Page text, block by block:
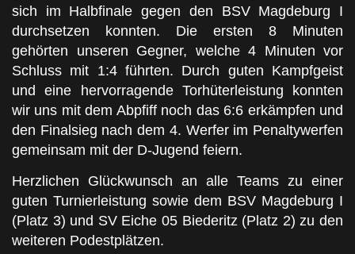
sich im Halbfinale gegen den BSV Magdeburg I
durchsetzen konnten. Die ersten 8 Minuten
gehörten unseren Gegner, welche 4 Minuten vor
Schluss mit 1:4 führten. Durch guten Kampfgeist
und eine hervorragende Torhüterleistung konnten
wir uns mit dem Abpfiff noch das 6:6 erkämpfen und
den Finalsieg nach dem 4. Werfer im Penaltywerfen
gemeinsam mit der D-Jugend feiern.
Herzlichen Glückwunsch an alle Teams zu einer
guten Turnierleistung sowie dem BSV Magdeburg I
(Platz 3) und SV Eiche 05 Biederitz (Platz 2) zu den
weiteren Podestplätzen.